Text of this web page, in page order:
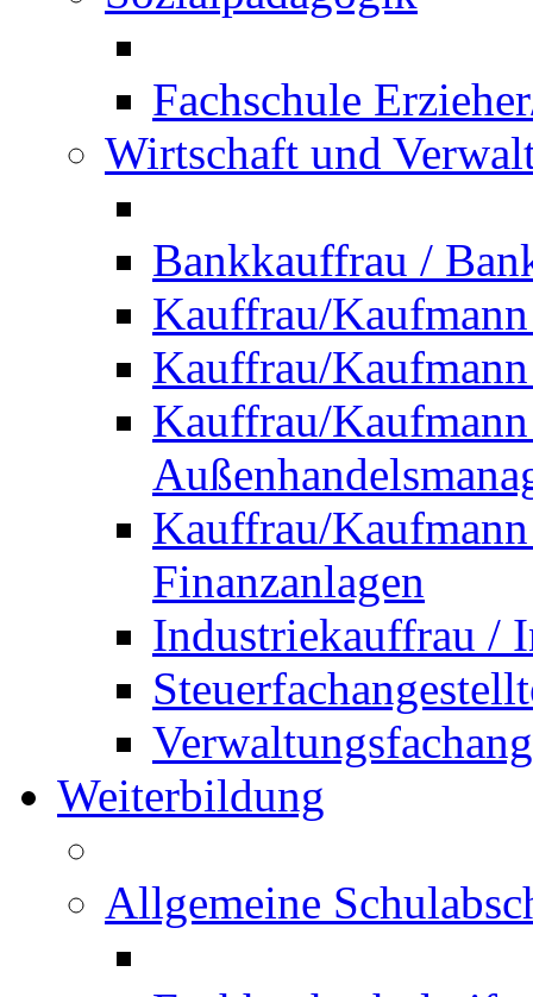
Fachschule
Wirtschaft und
Bankkauffrau /
Kauffrau/
Kauffrau/
Kauffrau/
Kauffrau/
Finanzanlagen
Industriekauffrau /
Weiterbildung
Allgemeine